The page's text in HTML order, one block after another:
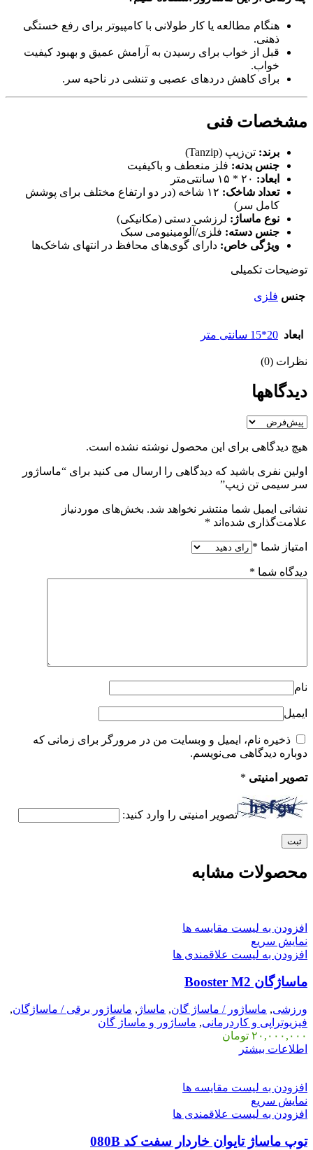
هنگام مطالعه یا کار طولانی با کامپیوتر برای رفع خستگی
ذهنی.
قبل از خواب برای رسیدن به آرامش عمیق و بهبود کیفیت
خواب.
برای کاهش دردهای عصبی و تنشی در ناحیه سر.
مشخصات فنی
برند: تن‌زیپ (Tanzip)
جنس بدنه: فلز منعطف و باکیفیت
ابعاد:
تعداد شاخک:
۱۲ شاخه (در دو ارتفاع مختلف برای پوشش
کامل سر)
نوع ماساژ: لرزشی دستی (مکانیکی)
جنس دسته: فلزی/آلومینیومی سبک
ویژگی خاص: دارای گوی‌های محافظ در انتهای شاخک‌ها
توضیحات تکمیلی
جنس فلزی
ابعاد 20*15 سانتی متر
نظرات (0)
دیدگاهها
هیچ دیدگاهی برای این محصول نوشته نشده است.
اولین نفری باشید که دیدگاهی را ارسال می کنید برای “ماساژور
سر سیمی تن زیپ”
نشانی ایمیل شما منتشر نخواهد شد. بخش‌های موردنیاز
علامت‌گذاری شده‌اند *
امتیاز شما *
دیدگاه شما *
نام
ایمیل
ذخیره نام، ایمیل و وبسایت من در مرورگر برای زمانی که
دوباره دیدگاهی می‌نویسم.
تصویر امنیتی *
تصویر امنیتی را وارد کنید:
محصولات مشابه
افزودن به لیست مقایسه ها
نمایش سریع
افزودن به لیست علاقمندی ها
ماساژگان Booster M2
ورزشی, ماساژور / ماساژ گان, ماساژ , ماساژور برقی / ماساژگان,
فیزیوتراپی و کاردرمانی, ماساژور و ماساژ گان
۲۰,۰۰۰,۰۰۰ تومان
اطلاعات بیشتر
افزودن به لیست مقایسه ها
نمایش سریع
افزودن به لیست علاقمندی ها
توپ ماساژ تایوان خاردار سفت کد 080B